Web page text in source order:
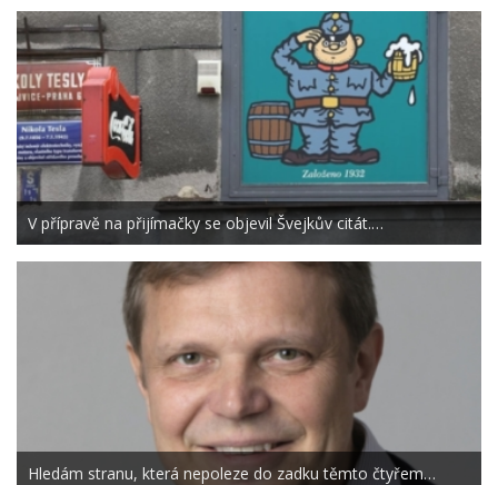
V přípravě na přijímačky se objevil Švejkův citát.…
Hledám stranu, která nepoleze do zadku těmto čtyřem…